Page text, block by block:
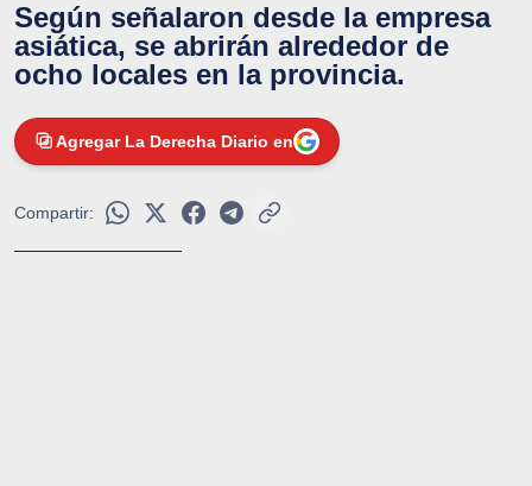
Según señalaron desde la empresa
asiática, se abrirán alrededor de
ocho locales en la provincia.
Agregar La Derecha Diario en
Compartir: